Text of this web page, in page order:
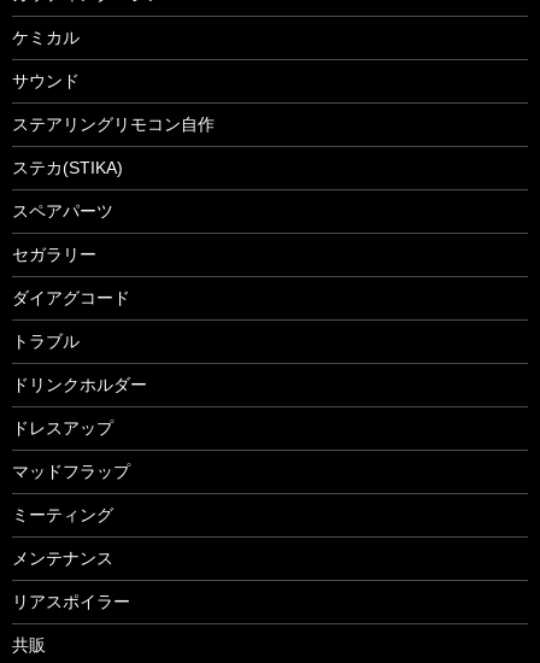
ケミカル
サウンド
ステアリングリモコン自作
ステカ(STIKA)
スペアパーツ
セガラリー
ダイアグコード
トラブル
ドリンクホルダー
ドレスアップ
マッドフラップ
ミーティング
メンテナンス
リアスポイラー
共販